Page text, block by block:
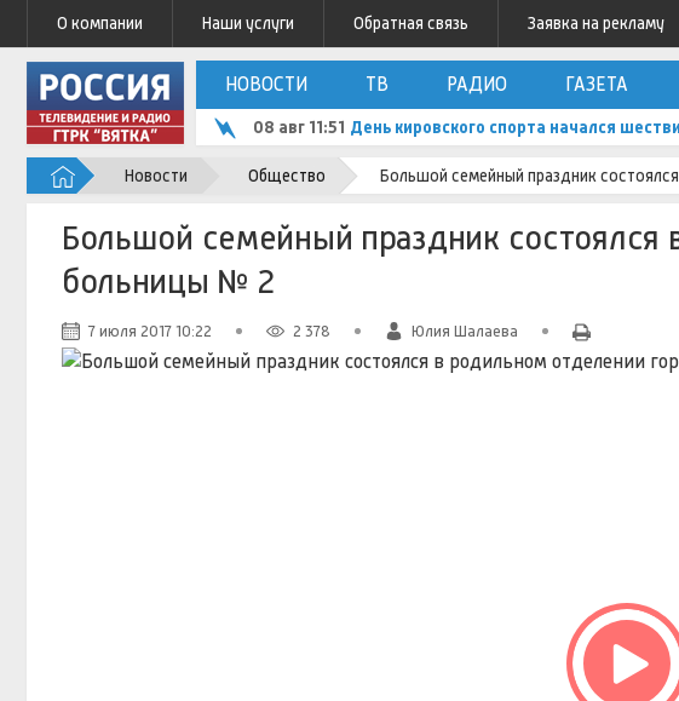
О компании Наши услуги Обратная связь Заявка на рекламу
НОВОСТИ ТВ РАДИО ГАЗЕТА
08 авг 11:51 День кировского спорта начался
Новости Общество Большой семейный праздник
Большой семейный праздник состоялся
больницы № 2
7 июля 2017 10:22 2 378 Юлия Шалаева